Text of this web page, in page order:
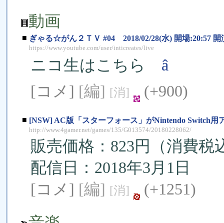
動画
■ ぎゃる☆がん２ＴＶ #04 2018/02/28(水) 開場:20:57 開
https://www.youtube.com/user/inticreates/live
ニコ生はこちら â
[コメ] [編] [消] (+900)
■ [NSW] AC版「スターフォース」がNintendo Switch用
http://www.4gamer.net/games/135/G013574/20180228062/
販売価格：823円（消費税
配信日：2018年3月1日
[コメ] [編] [消]
(+1251)